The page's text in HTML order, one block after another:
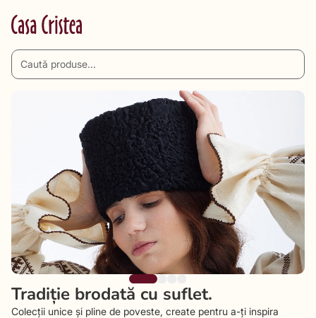
Tradiție brodată cu suflet.
Colecții unice și pline de poveste, create pentru a-ți inspira